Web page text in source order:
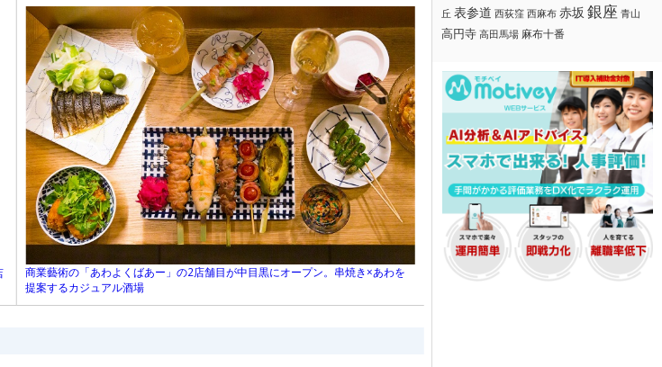
商業藝術の「あわよくばあー」の2店舗目が中目黒にオープン。串焼き×あわを
提案するカジュアル酒場
丘 表参道 西荻窪 西麻布 赤坂 銀座 青山
高円寺 高田馬場 麻布十番